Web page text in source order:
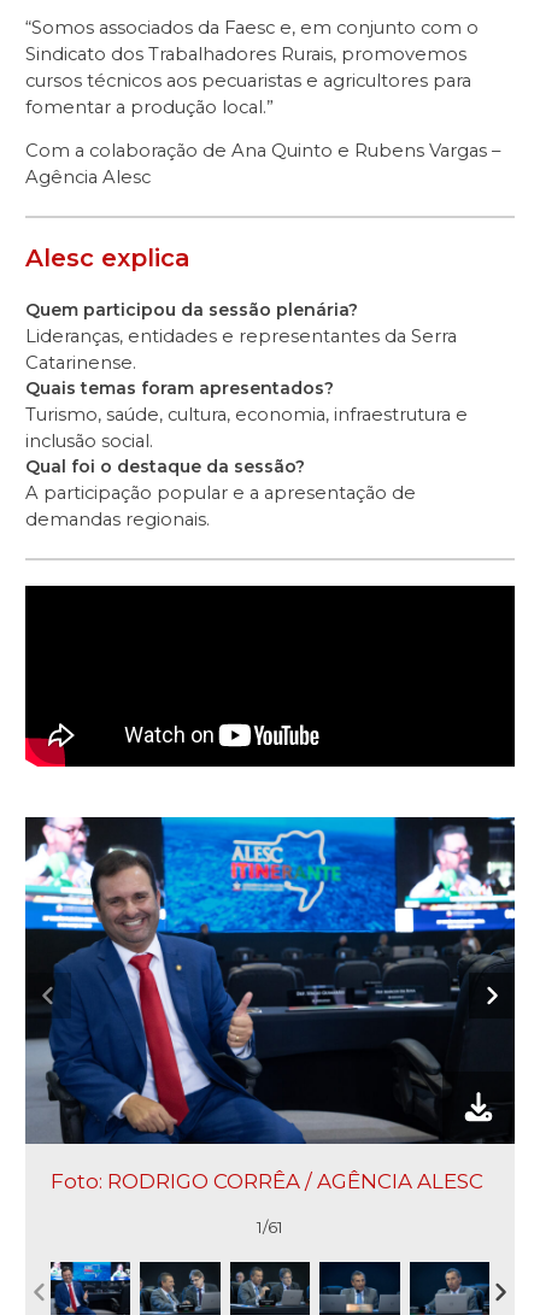
“Somos associados da Faesc e, em conjunto com o
Sindicato dos Trabalhadores Rurais, promovemos
cursos técnicos aos pecuaristas e agricultores para
fomentar a produção local.”
Com a colaboração de Ana Quinto e Rubens Vargas –
Agência Alesc
Alesc explica
Quem participou da sessão plenária?
Lideranças, entidades e representantes da Serra
Catarinense.
Quais temas foram apresentados?
Turismo, saúde, cultura, economia, infraestrutura e
inclusão social.
Qual foi o destaque da sessão?
A participação popular e a apresentação de
demandas regionais.
Foto: RODRIGO CORRÊA / AGÊNCIA ALESC
1/61